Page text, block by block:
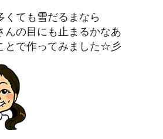
くても雪だるまなら
んの目にも止まるかなあ
とで作ってみました☆彡